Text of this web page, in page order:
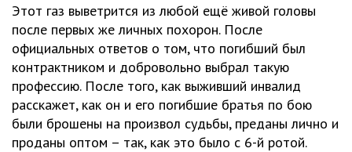
Этот газ выветрится из любой ещё живой головы
после первых же личных похорон. После
официальных ответов о том, что погибший был
контрактником и добровольно выбрал такую
профессию. После того, как выживший инвалид
расскажет, как он и его погибшие братья по бою
были брошены на произвол судьбы, преданы лично и
проданы оптом – так, как это было с 6-й ротой.